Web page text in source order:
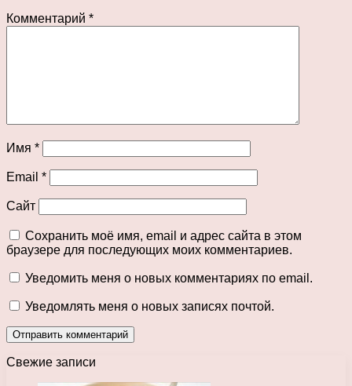
Комментарий *
Имя *
Email *
Сайт
Сохранить моё имя, email и адрес сайта в этом
браузере для последующих моих комментариев.
Уведомить меня о новых комментариях по email.
Уведомлять меня о новых записях почтой.
Свежие записи